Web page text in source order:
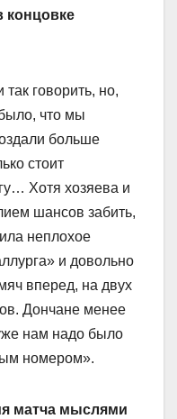
концовке
говорить, но,
что мы
больше
стоит
Хотя хозяева и
шансов забить,
неплохое
и довольно
вперед, на двух
Дончане менее
нам надо было
номером».
матча мыслями